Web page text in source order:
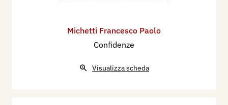
Michetti Francesco Paolo
Confidenze
Visualizza scheda